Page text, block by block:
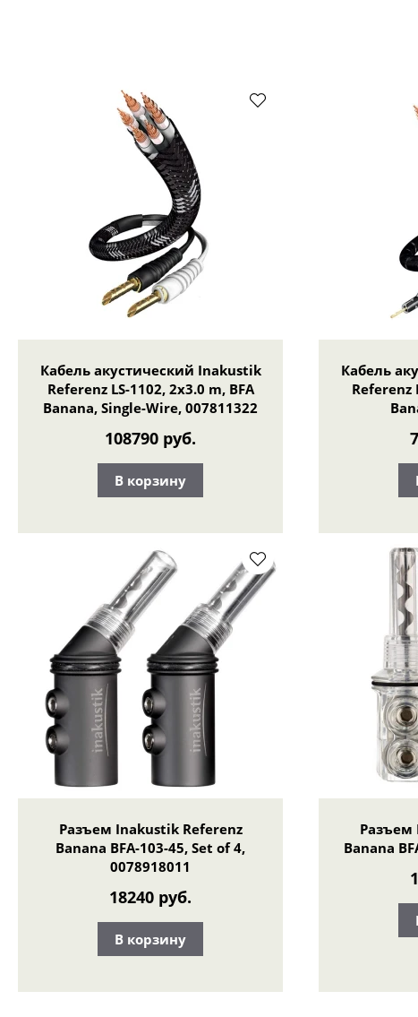
Кабель акустический Inakustik
Referenz LS-1102, 2x3.0 m, BFA
Banana, Single-Wire, 007811322
108790 руб.
В корзину
Кабель
Referenz
Разъем Inakustik Referenz
Banana BFA-103-45, Set of 4,
0078918011
18240 руб.
В корзину
Разъем
Banana